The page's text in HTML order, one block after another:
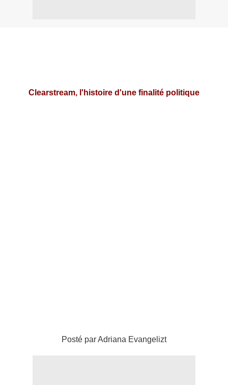
Clearstream, l'histoire d'une finalité politique
Posté par Adriana Evangelizt